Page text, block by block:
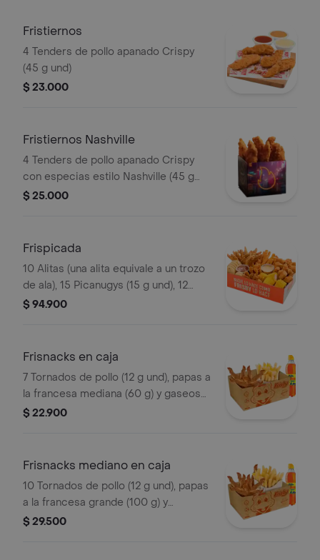
Fristiernos
4 Tenders de pollo apanado Crispy
(45 g und)
$ 23.000
Fristiernos Nashville
4 Tenders de pollo apanado Crispy
con especias estilo Nashville (45 g
und), sirope de miel picante. Imagen
$ 25.000
Frispicada
10 Alitas (una alita equivale a un trozo
de ala), 15 Picanugys (15 g und), 12
tornados de pollo (12 g und), 15
$ 94.900
Frisnacks en caja
7 Tornados de pollo (12 g und), papas a
la francesa mediana (60 g) y gaseosa
(470 ml)
$ 22.900
Frisnacks mediano en caja
10 Tornados de pollo (12 g und), papas
a la francesa grande (100 g) y
gaseosa (470 ml)
$ 29.500